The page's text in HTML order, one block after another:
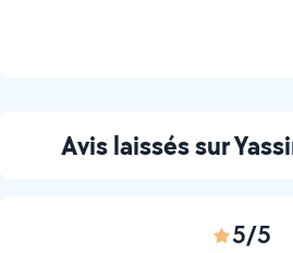
Avis laissés sur
5/5